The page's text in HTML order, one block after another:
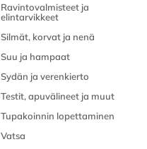
Ravintovalmisteet ja
elintarvikkeet
Silmät, korvat ja nenä
Suu ja hampaat
Sydän ja verenkierto
Testit, apuvälineet ja muut
Tupakoinnin lopettaminen
Vatsa